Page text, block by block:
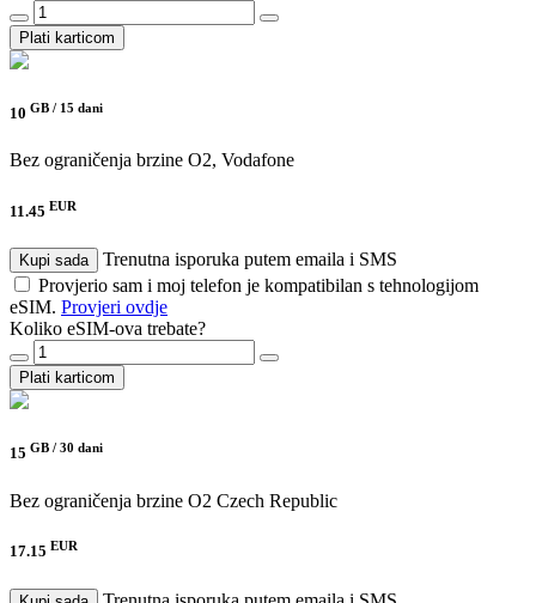
Plati karticom
10 GB / 15 dani
Bez ograničenja brzine O2, Vodafone
11.45 EUR
Kupi sada
Trenutna isporuka putem emaila i SMS
Provjerio sam i moj telefon je kompatibilan s tehnologijom
eSIM. Provjeri ovdje
Koliko eSIM-ova trebate?
Plati karticom
15 GB / 30 dani
Bez ograničenja brzine O2 Czech Republic
17.15 EUR